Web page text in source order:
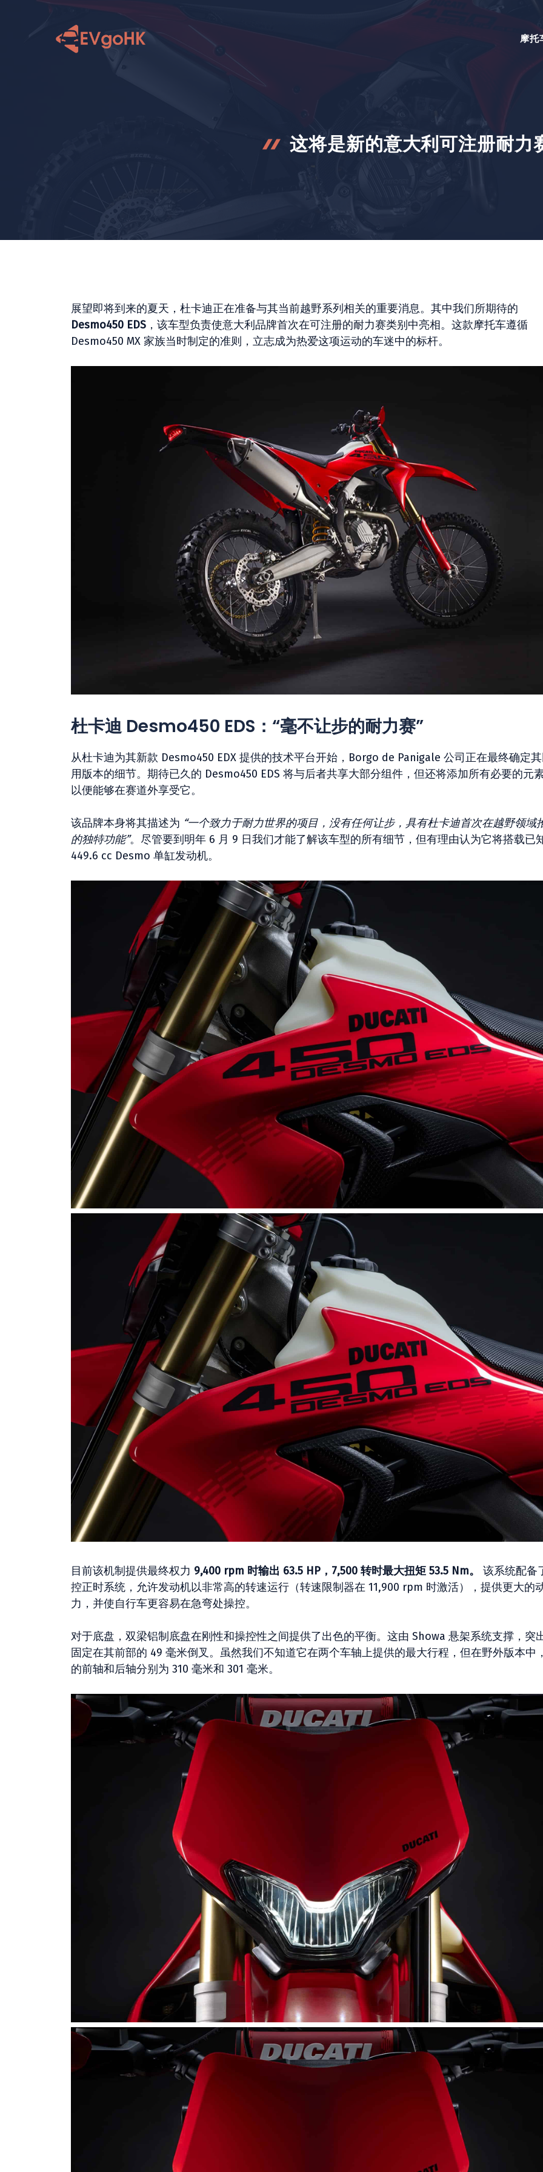
摩托
这将是新的意大利可注册耐力
展望即将到来的夏天，杜卡迪正在准备与其当前越野系列相关的重要消息。其中我们所期待的
Desmo450 EDS ，该车型负责使意大利品牌首次在可注册的耐力赛类别中亮相。这款摩托车遵循
Desmo450 MX 家族当时制定的准则，立志成为热爱这项运动的车迷中的标杆。
杜卡迪 Desmo450 EDS：“毫不让步的耐力赛”
从杜卡迪为其新款 Desmo450 EDX 提供的技术平台开始，Borgo de Panigale 公司正在最终确定
用版本的细节。期待已久的 Desmo450 EDS 将与后者共享大部分组件，但还将添加所有必要的元
以便能够在赛道外享受它。
该品牌本身将其描述为 “一个致力于耐力世界的项目，没有任何让步，具有杜卡迪首次在越野领域
的独特功能”。尽管要到明年 6 月 9 日我们才能了解该车型的所有细节，但有理由认为它将搭载已
449.6 cc Desmo 单缸发动机。
目前该机制提供最终权力 9,400 rpm 时输出 63.5 HP，7,500 转时最大扭矩 53.5 Nm。
该系统配备
控正时系统，允许发动机以非常高的转速运行（转速限制器在 11,900 rpm 时激活），提供更大的
力，并使自行车更容易在急弯处操控。
对于底盘，双梁铝制底盘在刚性和操控性之间提供了出色的平衡。这由 Showa 悬架系统支撑，突
固定在其前部的 49 毫米倒叉。虽然我们不知道它在两个车轴上提供的最大行程，但在野外版本中
的前轴和后轴分别为 310 毫米和 301 毫米。